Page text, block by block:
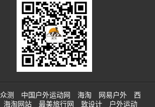
众测 中国户外运动网 海淘 网易户外
西
海淘网站 最美旅行网 致设计 户外运动